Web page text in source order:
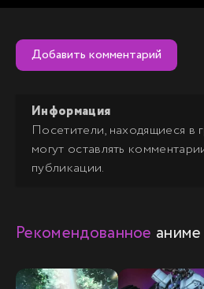
Добавить комментарий
Информация
Посетители, находящиеся в
могут оставлять
публикации.
Рекомендованное аниме